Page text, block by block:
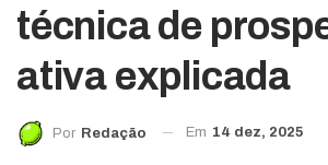
técnica de
ativa explicada
Por Redação Em 14 dez, 2025